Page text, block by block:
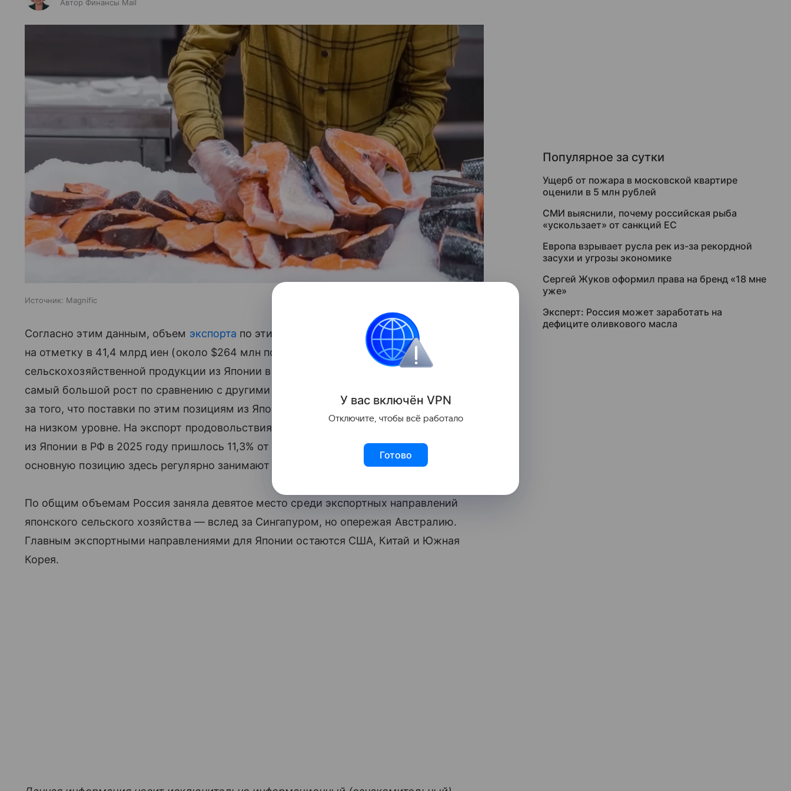
Автор Финансы Mail
Источник: Magnific
Согласно этим данным, объем экспорта по этим позициям в Россию вышел
на отметку в 41,4 млрд иен (около $264 млн по текущему курсу). Экспорт
сельскохозяйственной продукции из Японии в РФ в 2025 году продемонстрировал
самый большой рост по сравнению с другими странами — главным образом из-
за того, что поставки по этим позициям из Японии в Россию изначально всегда были
на низком уровне. На экспорт продовольствия, включая сельхозпродукцию,
из Японии в РФ в 2025 году пришлось 11,3% от общего экспорта из Японии в РФ —
основную позицию здесь регулярно занимают поставки автомобилей (62,8%).
По общим объемам Россия заняла девятое место среди экспортных направлений
японского сельского хозяйства — вслед за Сингапуром, но опережая Австралию.
Главным экспортными направлениями для Японии остаются США, Китай и Южная
Корея.
Популярное за сутки
Ущерб от пожара в московской квартире
оценили в 5 млн рублей
СМИ выяснили, почему российская рыба
«ускользает» от санкций ЕС
Европа взрывает русла рек из-за рекордной
засухи и угрозы экономике
Сергей Жуков оформил права на бренд «18 мне
уже»
Эксперт: Россия может заработать на
дефиците оливкового масла
У вас включён VPN
Отключите, чтобы всё работало
Готово